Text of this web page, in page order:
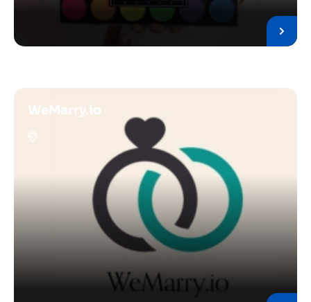
WeMarry.io